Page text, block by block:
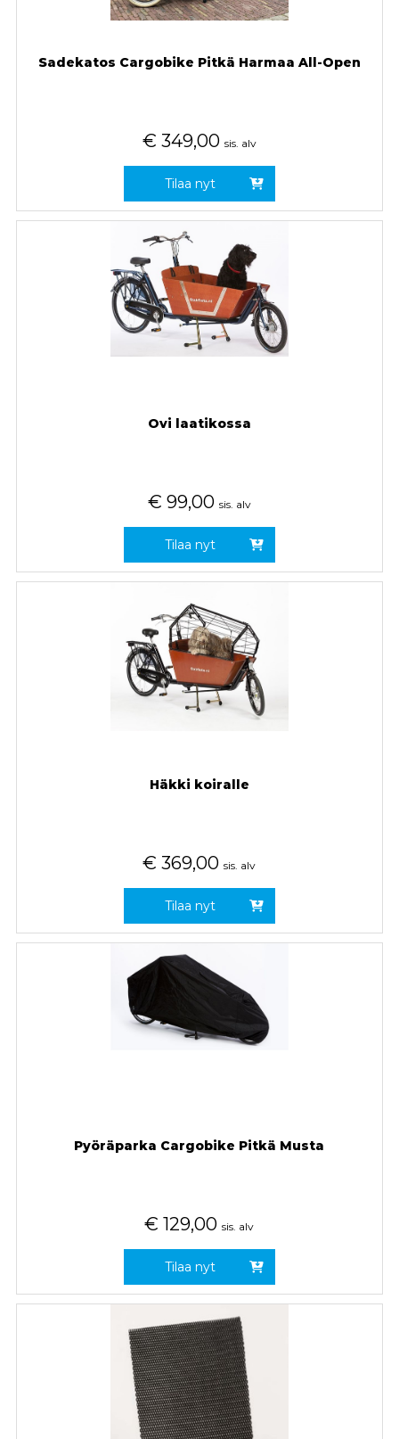
Sadekatos Cargobike Pitkä Harmaa All-Open
€ 349,00 sis. alv
Tilaa nyt
Ovi laatikossa
€ 99,00 sis. alv
Tilaa nyt
Häkki koiralle
€ 369,00 sis. alv
Tilaa nyt
Pyöräparka Cargobike Pitkä Musta
€ 129,00 sis. alv
Tilaa nyt